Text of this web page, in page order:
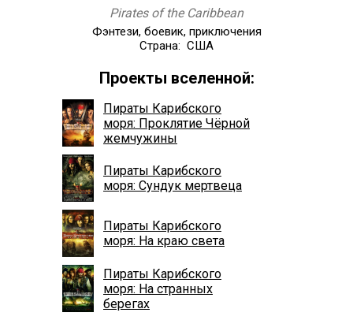
Pirates of the Caribbean
Фэнтези, боевик, приключения
Страна: США
Проекты вселенной:
Пираты Карибского
моря: Проклятие Чёрной
жемчужины
Пираты Карибского
моря: Сундук мертвеца
Пираты Карибского
моря: На краю света
Пираты Карибского
моря: На странных
берегах